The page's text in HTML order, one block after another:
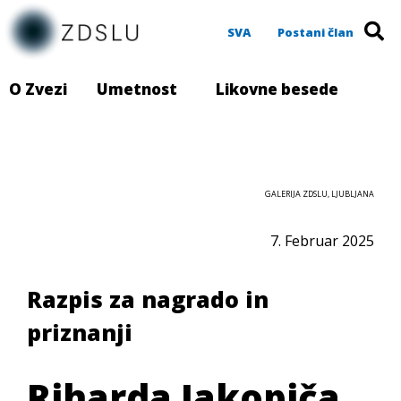
SVA Postani član
O Zvezi Umetnost Likovne besede
Razpis za nagrado in
priznanji
GALERIJA ZDSLU, LJUBLJANA
7. Februar 2025